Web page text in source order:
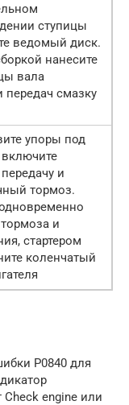
ступицы
ведомый диск.
нанесите
вала
передач смазку
упоры под
включите
и
тормоз.
и
стартером
коленчатый
P0840 для
engine или